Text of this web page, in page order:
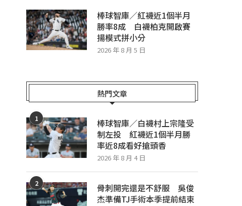
棒球智庫／紅襪近1個半月
勝率8成 白襪柏克開啟賽
揚模式拼小分
2026 年 8 月 5 日
熱門文章
1
棒球智庫／白襪村上宗隆受
制左投 紅襪近1個半月勝
率近8成看好搶頭香
2026 年 8 月 4 日
2
骨刺開完還是不舒服 吳俊
杰準備TJ手術本季提前結束